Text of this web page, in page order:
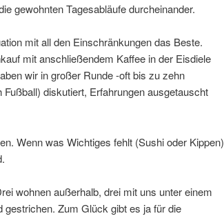
gewohnten Tagesabläufe durcheinander.
mit all den Einschränkungen das Beste.
mit anschließendem Kaffee in der Eisdiele
wir in großer Runde -oft bis zu zehn
diskutiert, Erfahrungen ausgetauscht
Wenn was Wichtiges fehlt (Sushi oder Kippen)
wohnen außerhalb, drei mit uns unter einem
Zum Glück gibt es ja für die